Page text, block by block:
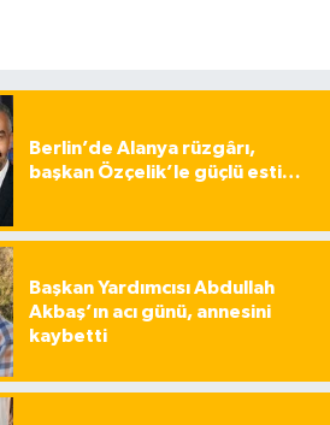
Berlin’de Alanya rüzgârı,
başkan Özçelik’le güçlü esti…
Başkan Yardımcısı Abdullah
Akbaş’ın acı günü, annesini
kaybetti